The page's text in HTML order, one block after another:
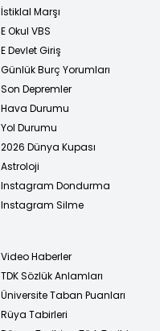
İstiklal Marşı
E Okul VBS
E Devlet Giriş
Günlük Burç Yorumları
Son Depremler
Hava Durumu
Yol Durumu
2026 Dünya Kupası
Astroloji
Instagram Dondurma
Instagram Silme
Video Haberler
TDK Sözlük Anlamları
Üniversite Taban Puanları
Rüya Tabirleri